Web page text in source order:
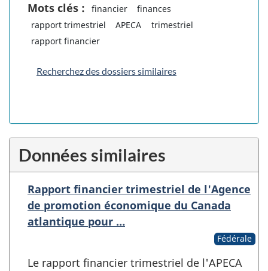
Mots clés : financier
finances
rapport trimestriel
APECA
trimestriel
rapport financier
Recherchez des dossiers similaires
Données similaires
Rapport financier trimestriel de l'Agence
de promotion économique du Canada
atlantique pour …
Fédérale
Le rapport financier trimestriel de l'APECA